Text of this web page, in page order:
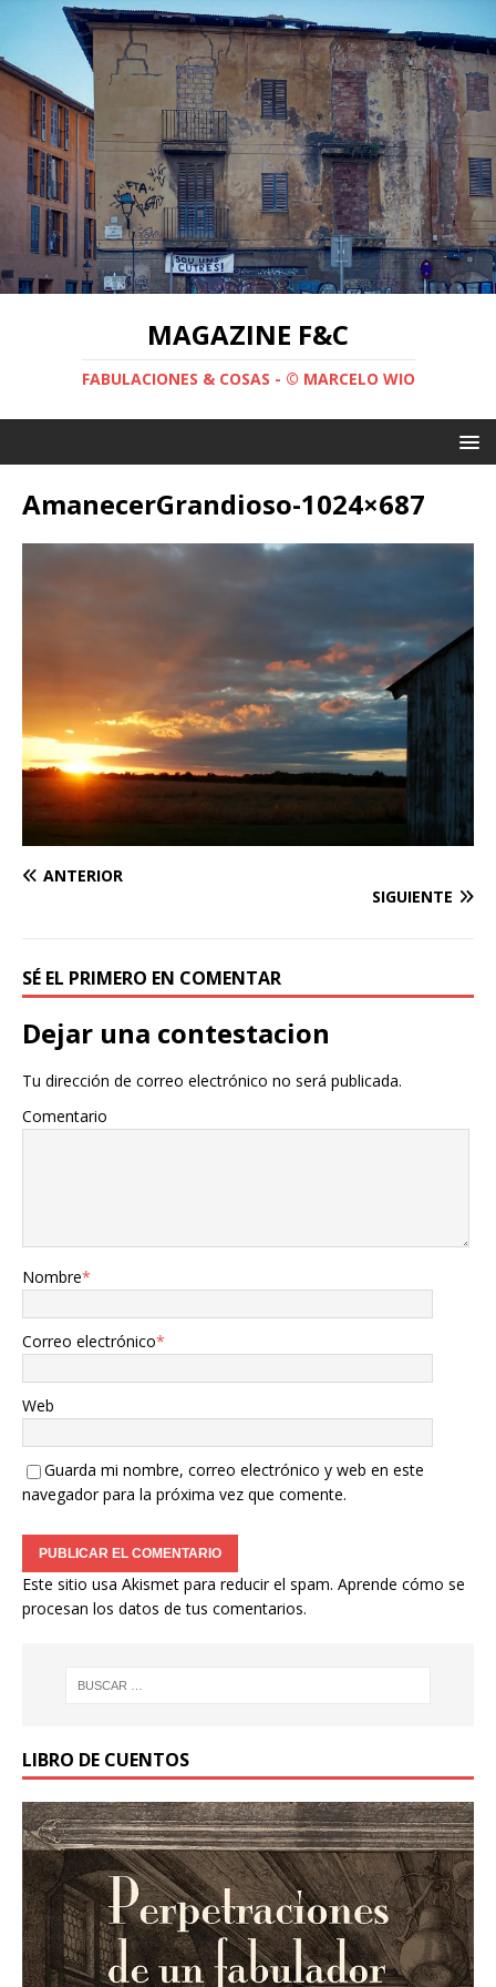
MAGAZINE F&C
FABULACIONES & COSAS - © MARCELO WIO
AmanecerGrandioso-1024×687
ANTERIOR
SIGUIENTE
SÉ EL PRIMERO EN COMENTAR
Dejar una contestacion
Tu dirección de correo electrónico no será publicada.
Comentario
Nombre*
Correo electrónico*
Web
Guarda mi nombre, correo electrónico y web en este
navegador para la próxima vez que comente.
Este sitio usa Akismet para reducir el spam. Aprende cómo se
procesan los datos de tus comentarios.
LIBRO DE CUENTOS